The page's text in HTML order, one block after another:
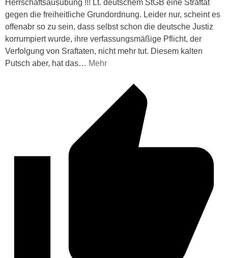
Herrschaftsausübung !!! Lt. deutschem StGB eine Straftat
gegen die freiheitliche Grundordnung. Leider nur, scheint es
offenabr so zu sein, dass selbst schon die deutsche Justiz
korrumpiert wurde, ihre verfassungsmäßige Pflicht, der
Verfolgung von Sraftaten, nicht mehr tut. Diesem kalten
Putsch aber, hat das… Mehr